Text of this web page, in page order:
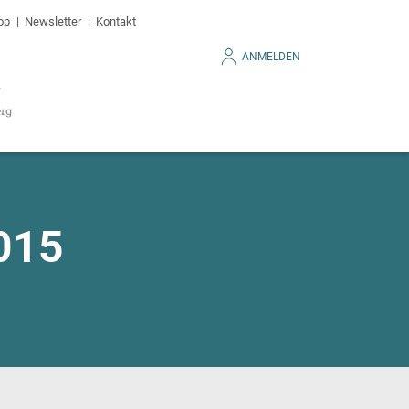
Newsletter Kontakt
ANMELDEN